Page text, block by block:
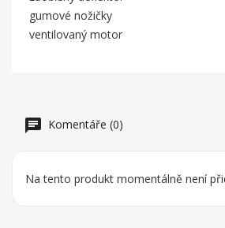
gumové nožičky
ventilovaný motor
Komentáře (0)
Na tento produkt momentálně není